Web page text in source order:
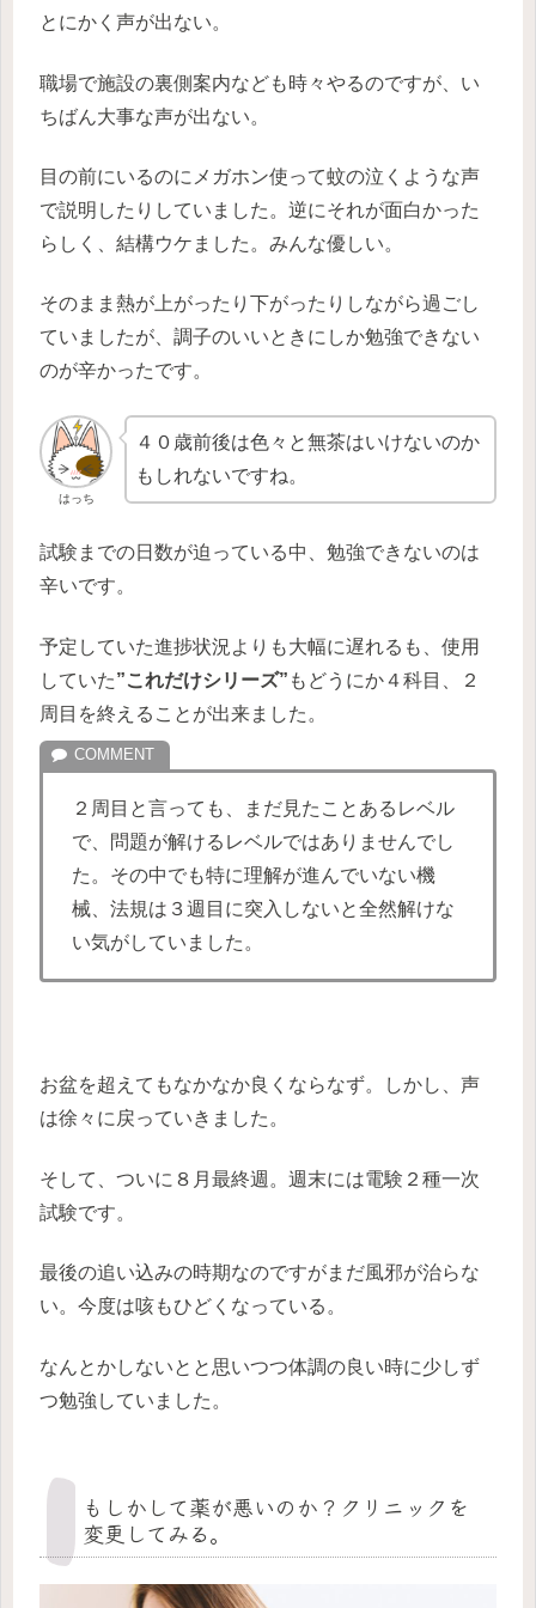
とにかく声が出ない。
職場で施設の裏側案内なども時々やるのですが、い
ちばん大事な声が出ない。
目の前にいるのにメガホン使って蚊の泣くような声
で説明したりしていました。逆にそれが面白かった
らしく、結構ウケました。みんな優しい。
そのまま熱が上がったり下がったりしながら過ごし
ていましたが、調子のいいときにしか勉強できない
のが辛かったです。
はっち
４０歳前後は色々と無茶はいけないのか
もしれないですね。
試験までの日数が迫っている中、勉強できないのは
辛いです。
予定していた進捗状況よりも大幅に遅れるも、使用
していた”これだけシリーズ” もどうにか４科目、２
周目を終えることが出来ました。
２周目と言っても、まだ見たことあるレベル
で、問題が解けるレベルではありませんでし
た。その中でも特に理解が進んでいない機
械、法規は３週目に突入しないと全然解けな
い気がしていました。
お盆を超えてもなかなか良くならなず。しかし、声
は徐々に戻っていきました。
そして、ついに８月最終週。週末には電験２種一次
試験です。
最後の追い込みの時期なのですがまだ風邪が治らな
い。今度は咳もひどくなっている。
なんとかしないとと思いつつ体調の良い時に少しず
つ勉強していました。
もしかして薬が悪いのか？クリニックを
変更してみる。